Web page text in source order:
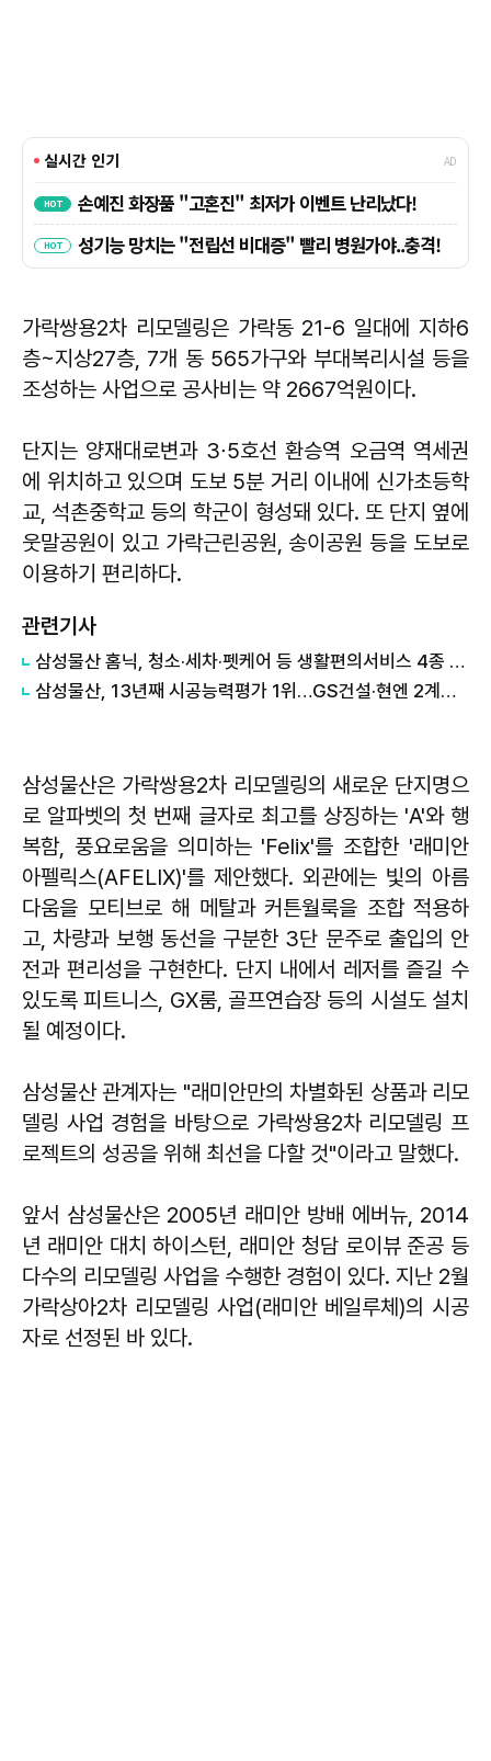
가락쌍용2차 리모델링은 가락동 21-6 일대에 지하6
층~지상27층, 7개 동 565가구와 부대복리시설 등을
조성하는 사업으로 공사비는 약 2667억원이다.
단지는 양재대로변과 3∙5호선 환승역 오금역 역세권
에 위치하고 있으며 도보 5분 거리 이내에 신가초등학
교, 석촌중학교 등의 학군이 형성돼 있다. 또 단지 옆에
웃말공원이 있고 가락근린공원, 송이공원 등을 도보로
이용하기 편리하다.
관련기사
삼성물산 홈닉, 청소·세차·펫케어 등 생활편의서비스 4종 출시
삼성물산, 13년째 시공능력평가 1위…GS건설·현엔 2계단 상승
삼성물산은 가락쌍용2차 리모델링의 새로운 단지명으
로 알파벳의 첫 번째 글자로 최고를 상징하는 'A'와 행
복함, 풍요로움을 의미하는 'Felix'를 조합한 '래미안
아펠릭스(AFELIX)'를 제안했다. 외관에는 빛의 아름
다움을 모티브로 해 메탈과 커튼월룩을 조합 적용하
고, 차량과 보행 동선을 구분한 3단 문주로 출입의 안
전과 편리성을 구현한다. 단지 내에서 레저를 즐길 수
있도록 피트니스, GX룸, 골프연습장 등의 시설도 설치
될 예정이다.
삼성물산 관계자는 "래미안만의 차별화된 상품과 리모
델링 사업 경험을 바탕으로 가락쌍용2차 리모델링 프
로젝트의 성공을 위해 최선을 다할 것"이라고 말했다.
앞서 삼성물산은 2005년 래미안 방배 에버뉴, 2014
년 래미안 대치 하이스턴, 래미안 청담 로이뷰 준공 등
다수의 리모델링 사업을 수행한 경험이 있다. 지난 2월
가락상아2차 리모델링 사업(래미안 베일루체)의 시공
자로 선정된 바 있다.